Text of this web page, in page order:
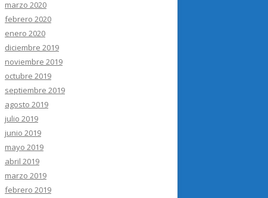
marzo 2020
febrero 2020
enero 2020
diciembre 2019
noviembre 2019
octubre 2019
septiembre 2019
agosto 2019
julio 2019
junio 2019
mayo 2019
abril 2019
marzo 2019
febrero 2019